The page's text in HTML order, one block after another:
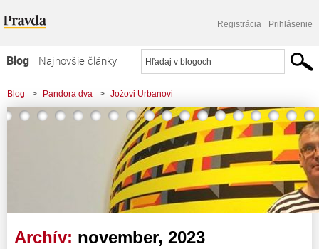
Registrácia Prihlásenie
Blog
Najnovšie články
Najčítanejšie články
Najkomentovanejšie články
Blog > Pandora dva > Jožovi Urbanovi
Archív: november, 2023